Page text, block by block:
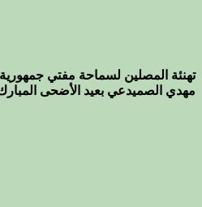
تهنئة المصلين لسماحة مفتي جمهورية
مهدي الصميدعي بعيد الأضحى